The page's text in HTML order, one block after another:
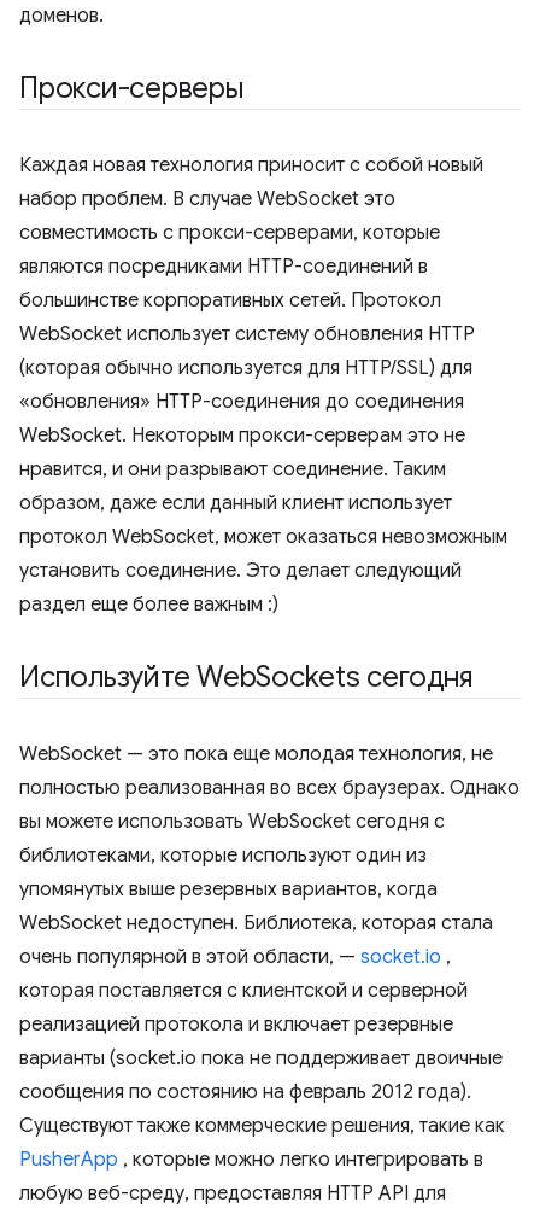
доменов.
Прокси-серверы
Каждая новая технология приносит с собой новый
набор проблем. В случае WebSocket это
совместимость с прокси-серверами, которые
являются посредниками HTTP-соединений в
большинстве корпоративных сетей. Протокол
WebSocket использует систему обновления HTTP
(которая обычно используется для HTTP/SSL) для
«обновления» HTTP-соединения до соединения
WebSocket. Некоторым прокси-серверам это не
нравится, и они разрывают соединение. Таким
образом, даже если данный клиент использует
протокол WebSocket, может оказаться невозможным
установить соединение. Это делает следующий
раздел еще более важным :)
Используйте WebSockets сегодня
WebSocket — это пока еще молодая технология, не
полностью реализованная во всех браузерах. Однако
вы можете использовать WebSocket сегодня с
библиотеками, которые используют один из
упомянутых выше резервных вариантов, когда
WebSocket недоступен. Библиотека, которая стала
очень популярной в этой области, — socket.io ,
которая поставляется с клиентской и серверной
реализацией протокола и включает резервные
варианты (socket.io пока не поддерживает двоичные
сообщения по состоянию на февраль 2012 года).
Существуют также коммерческие решения, такие как
PusherApp , которые можно легко интегрировать в
любую веб-среду, предоставляя HTTP API для